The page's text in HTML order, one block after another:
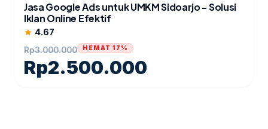
Jasa Google Ads untuk UMKM Sidoarjo - Solusi
Iklan Online Efektif
star 4.67
Rp3.000.000
Rp2.500.000
HEMAT 17%